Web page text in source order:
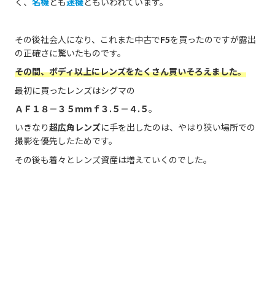
その後社会人になり、これまた中古でF5を買ったのですが露出
の正確さに驚いたものです。
その間、ボディ以上にレンズをたくさん買いそろえました。
最初に買ったレンズはシグマの
ＡＦ１８－３５ｍｍｆ３.５－４.５。
いきなり超広角レンズに手を出したのは、やはり狭い場所での
撮影を優先したためです。
その後も着々とレンズ資産は増えていくのでした。